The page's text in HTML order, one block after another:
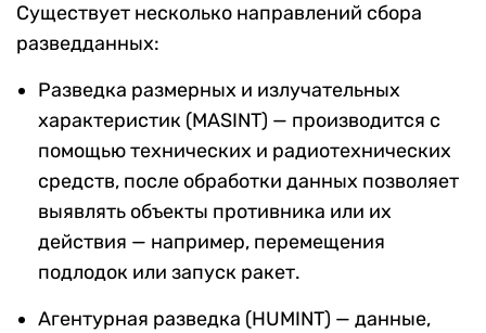
Существует несколько направлений сбора
разведданных:
Разведка размерных и излучательных
характеристик (MASINT) — производится с
помощью технических и радиотехнических
средств, после обработки данных позволяет
выявлять объекты противника или их
действия — например, перемещения
подлодок или запуск ракет.
Агентурная разведка (HUMINT) — данные,